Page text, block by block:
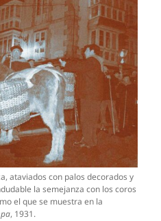
ataviados con palos decorados y
la semejanza con los coros
el que se muestra en la
, 1931.